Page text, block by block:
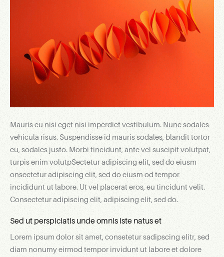
Mauris eu nisi eget nisi imperdiet vestibulum. Nunc sodales
vehicula risus. Suspendisse id mauris sodales, blandit tortor
eu, sodales justo. Morbi tincidunt, ante vel suscipit volutpat,
turpis enim volutpSectetur adipiscing elit, sed do eiusm
onsectetur adipiscing elit, sed do eiusm od tempor
incididunt ut labore. Ut vel placerat eros, eu tincidunt velit.
Consectetur adipiscing elit, adipiscing elit, sed do.
Sed ut perspiciatis unde omnis iste natus et
Lorem ipsum dolor sit amet, consetetur sadipscing elitr, sed
diam nonumy eirmod tempor invidunt ut labore et dolore